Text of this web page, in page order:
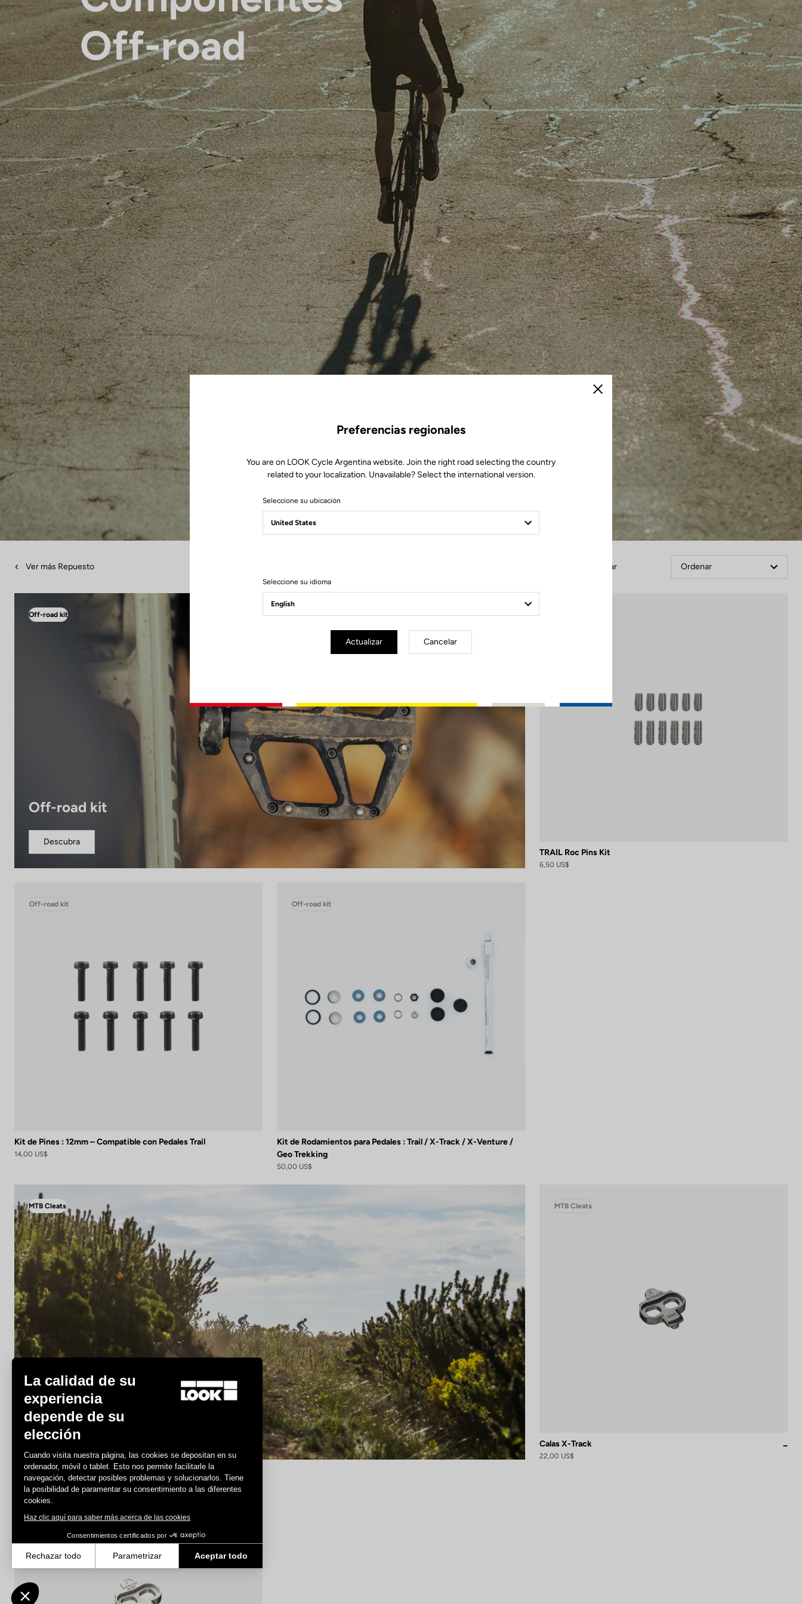
Off-road
Ver más Repuesto Filtrar Ordenar
Off-road kit
Off-road kit
Descubra
TRAIL Roc Pins Kit
6,50 US$
Off-road kit
Kit de Pines : 12mm – Compatible con Pedales Trail
14,00 US$
Off-road kit
Kit de Rodamientos para Pedales : Trail / X-Track / X-Venture /
Geo Trekking
50,00 US$
MTB Cleats
MTB Cleats
Descubra
MTB Cleats
Calas X-Track
22,00 US$
MTB Cleats
Cerrar
Preferencias regionales
You are on LOOK Cycle Argentina website. Join the right road selecting the country
related to your localization. Unavailable? Select the international version.
Seleccione su ubicación
Seleccione su idioma
Actualizar Cancelar
La calidad de su
experiencia
depende de su
elección
Cuando visita nuestra página, las cookies se depositan en su
ordenador, móvil o tablet. Esto nos permite facilitarle la
navegación, detectar posibles problemas y solucionarlos. Tiene
la posibilidad de paramentar su consentimiento a las diferentes
cookies.
Haz clic aquí para saber más acerca de las cookies
Consentimientos certificados por
Rechazar todo Parametrizar
Aceptar todo
Nuestra plataforma te permite personalizar y gestionar tus ajustes de privacidad, garantizando el cumplimiento de las regulaciones. Personaliza tus preferencias para controlar cómo se maneja tu información.